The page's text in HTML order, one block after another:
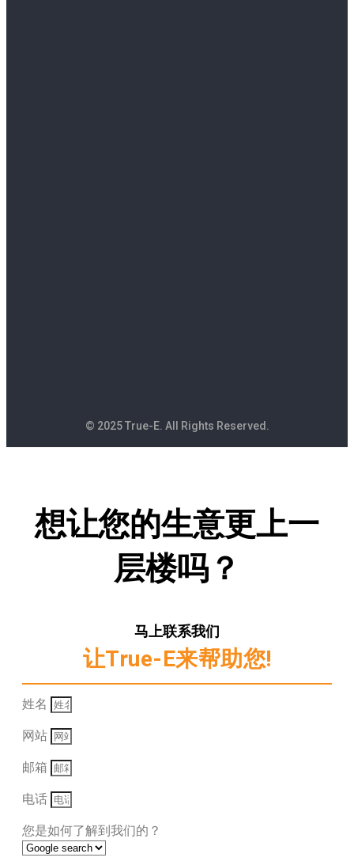
© 2025 True-E. All Rights Reserved.
想让您的生意更上一
层楼吗？
马上联系我们
让True-E来帮助您!
姓名
网站
邮箱
电话
您是如何了解到我们的？